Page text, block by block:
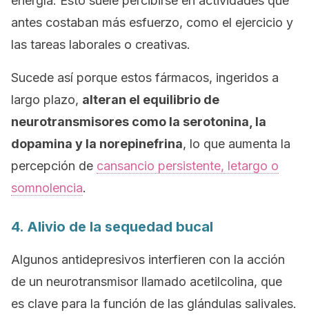
antes costaban más esfuerzo, como el ejercicio y
las tareas laborales o creativas.
Sucede así porque estos fármacos, ingeridos a
largo plazo, alteran el equilibrio de
neurotransmisores como la serotonina, la
dopamina y la norepinefrina, lo que aumenta la
percepción de cansancio persistente, letargo o
somnolencia.
4. Alivio de la sequedad bucal
Algunos antidepresivos interfieren con la acción
de un neurotransmisor llamado acetilcolina, que
es clave para la función de las glándulas salivales.